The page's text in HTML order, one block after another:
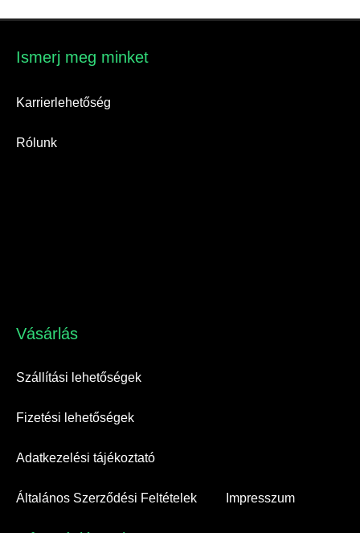
Ismerj meg minket​
Karrierlehetőség
Rólunk
Vásárlás​
Szállítási lehetőségek
Fizetési lehetőségek
Adatkezelési tájékoztató
Általános Szerződési Feltételek Impresszum